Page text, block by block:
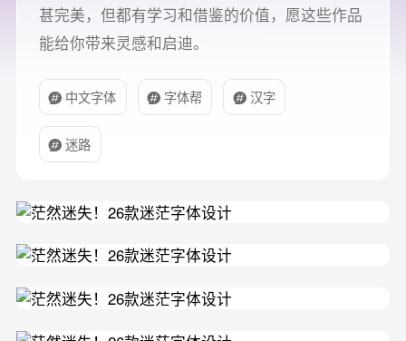
甚完美，但都有学习和借鉴的价值，愿这些作品
能给你带来灵感和启迪。
中文字体 字体帮 汉字
迷路